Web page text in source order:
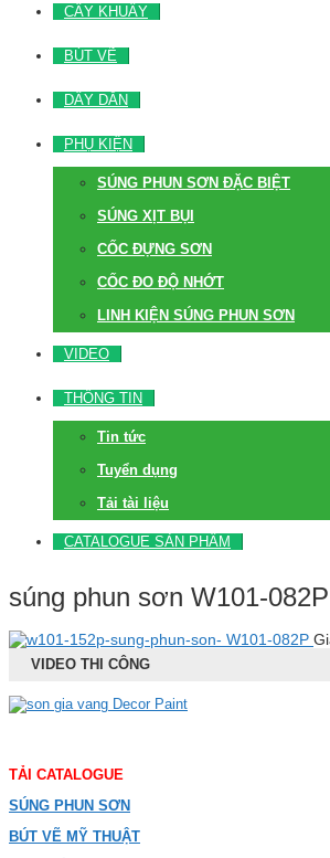
CÂY KHUẤY
BÚT VẼ
DÂY DẪN
PHỤ KIỆN
SÚNG PHUN SƠN ĐẶC BIỆT
SÚNG XỊT BỤI
CỐC ĐỰNG SƠN
CỐC ĐO ĐỘ NHỚT
LINH KIỆN SÚNG PHUN SƠN
VIDEO
THÔNG TIN
Tin tức
Tuyển dụng
Tải tài liệu
CATALOGUE SẢN PHẨM
súng phun sơn W101-082P
W101-082P
VIDEO THI CÔNG
TẢI CATALOGUE
SÚNG PHUN SƠN
BÚT VẼ MỸ THUẬT